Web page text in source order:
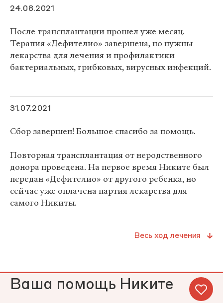
24.08.2021
После трансплантации прошел уже месяц.
Терапия «Дефителио» завершена, но нужны
лекарства для лечения и профилактики
бактериальных, грибковых, вирусных инфекций.
31.07.2021
Сбор завершен! Большое спасибо за помощь.
Повторная трансплантация от неродственного
донора проведена. На первое время Никите был
передан «Дефителио» от другого ребенка, но
сейчас уже оплачена партия лекарства для
самого Никиты.
Весь ход лечения
Ваша помощь Никите